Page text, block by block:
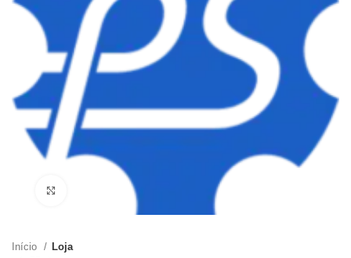
Clique para ampliar
Início Loja